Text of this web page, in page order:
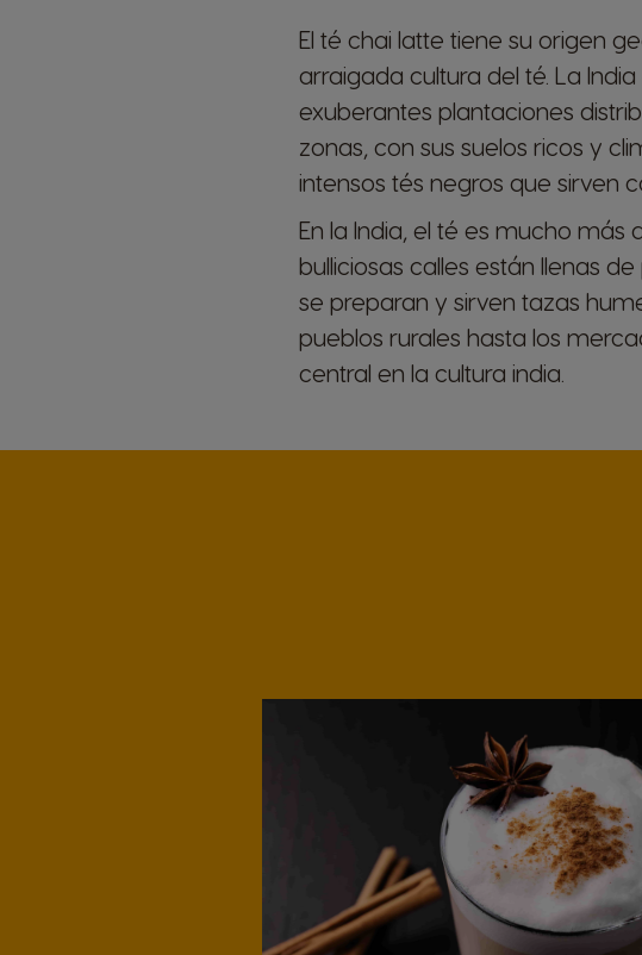
El té chai latte tiene su origen
arraigada cultura del té. La
exuberantes plantaciones
zonas, con sus suelos ricos y
intensos tés negros que sirven
En la India, el té es mucho más
bulliciosas calles están llenas
se preparan y sirven tazas
pueblos rurales hasta los
central en la cultura india.